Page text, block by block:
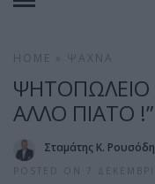
HOME ΨΑΧΝΆ
ΨΗΤΟΠΩΛΕΙΟ
ΑΛΛΟ ΠΙΑΤΟ !”
Σταμάτης Κ.
POSTED ON 7